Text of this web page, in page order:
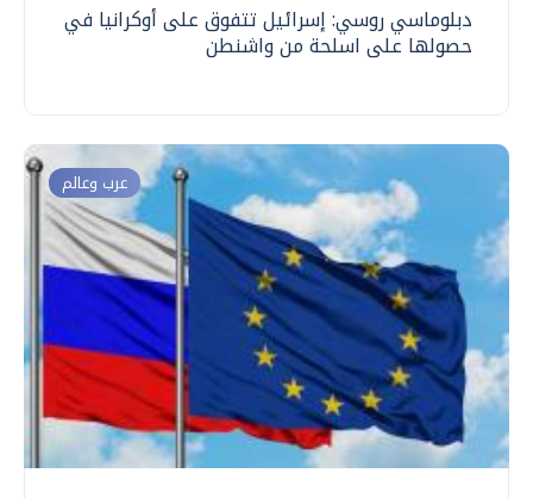
دبلوماسي روسي: إسرائيل تتفوق على أوكرانيا في
حصولها على اسلحة من واشنطن
عرب وعالم